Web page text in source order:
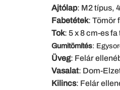
Ajtólap: M2 típus,
Fabetétek: Tömör
Tok: 5 x 8 cm-es
Gumitömítés:
Üveg: Felár
Vasalat: Dom-
Kilincs: Felár